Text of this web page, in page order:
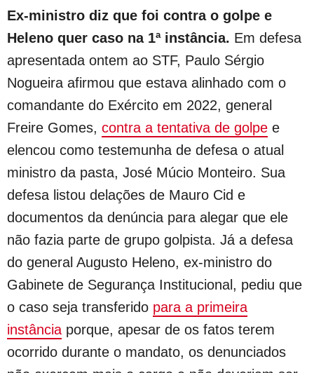
Ex-ministro diz que foi contra o golpe e
Heleno quer caso na 1ª instância. Em defesa
apresentada ontem ao STF, Paulo Sérgio
Nogueira afirmou que estava alinhado com o
comandante do Exército em 2022, general
Freire Gomes, contra a tentativa de golpe e
elencou como testemunha de defesa o atual
ministro da pasta, José Múcio Monteiro. Sua
defesa listou delações de Mauro Cid e
documentos da denúncia para alegar que ele
não fazia parte de grupo golpista. Já a defesa
do general Augusto Heleno, ex-ministro do
Gabinete de Segurança Institucional, pediu que
o caso seja transferido para a primeira
instância porque, apesar de os fatos terem
ocorrido durante o mandato, os denunciados